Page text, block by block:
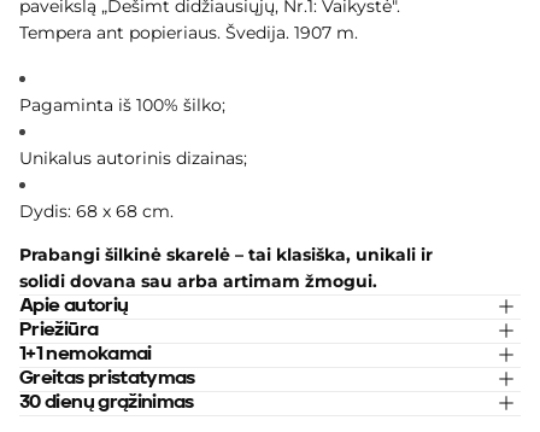
paveikslą „Dešimt didžiausiųjų, Nr.1: Vaikystė".
Tempera ant popieriaus. Švedija. 1907 m.
Pagaminta iš 100% šilko;
Unikalus autorinis dizainas;
Dydis: 68 x 68 cm.
Prabangi šilkinė skarelė – tai klasiška, unikali ir
solidi dovana sau arba artimam žmogui.
Apie autorių
Priežiūra
1+1 nemokamai
Greitas pristatymas
30 dienų grąžinimas